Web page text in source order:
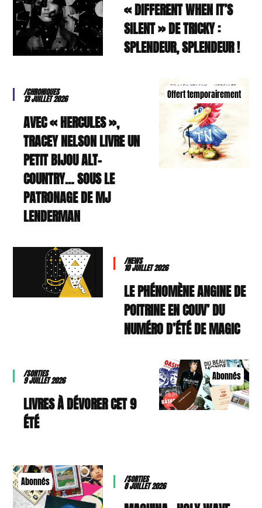
« DIFFERENT WHEN IT’S
SILENT » DE TRICKY :
SPLENDEUR, SPLENDEUR !
Offert temporairement
/CHRONIQUES
13 JUILLET 2026
AVEC « HERCULES »,
TRACEY NELSON LIVRE UN
PETIT BIJOU ALT-
COUNTRY… SOUS LE
PATRONAGE DE MJ
LENDERMAN
/NEWS
10 JUILLET 2026
LE PHÉNOMÈNE ANGINE DE
POITRINE EN COUV’ DU
NUMÉRO D’ÉTÉ DE MAGIC
Abonnés
/SORTIES
9 JUILLET 2026
9 LIVRES À DÉVORER CET
ÉTÉ
Abonnés /SORTIES
8 JUILLET 2026